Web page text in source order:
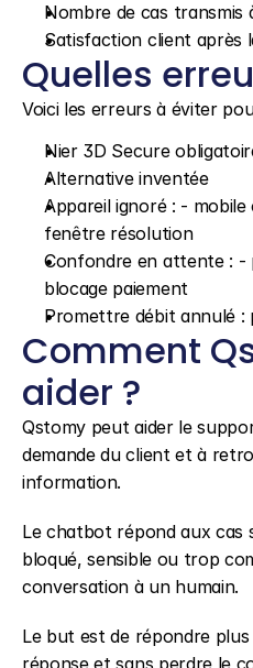
Nombre de cas transmis
Satisfaction client après
Quelles
Voici les erreurs à éviter
Nier 3D Secure
Alternative inventée
Appareil ignoré : -
fenêtre résolution
Confondre en attente :
blocage paiement
Promettre débit annulé :
Comment
aider ?
Qstomy peut aider le
demande du client et à
information.
Le chatbot répond aux cas
bloqué, sensible ou trop
conversation à un humain.
Le but est de répondre
réponse et sans perdre le